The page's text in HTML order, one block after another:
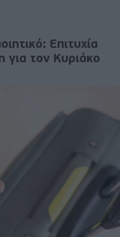
Επιτυχία
για τον Κυριάκο